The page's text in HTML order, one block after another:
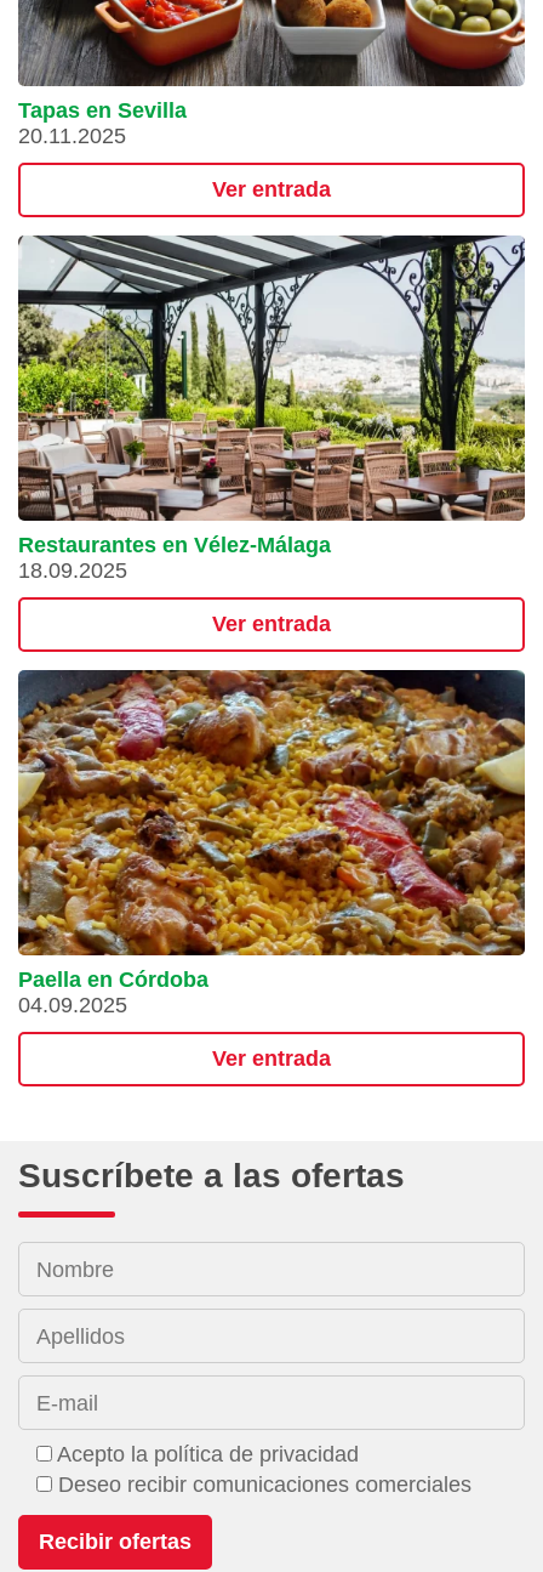
Tapas en Sevilla
20.11.2025
Ver entrada
Restaurantes en Vélez-Málaga
18.09.2025
Ver entrada
Paella en Córdoba
04.09.2025
Ver entrada
Suscríbete a las ofertas
Nombre
Apellidos
E-mail
Acepto la política de privacidad
Deseo recibir comunicaciones comerciales